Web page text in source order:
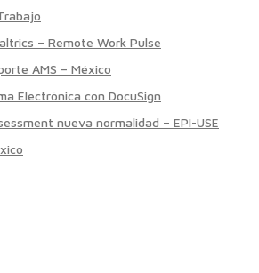
– Remote Work Pulse
AMS – México
Electrónica con DocuSign
nueva normalidad – EPI-USE